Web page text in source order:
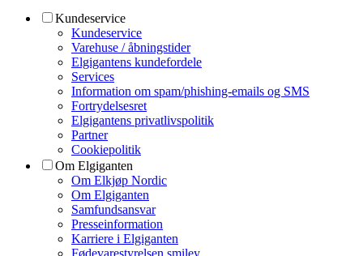
Kundeservice
Kundeservice
Varehuse / åbningstider
Elgigantens kundefordele
Services
Information om spam/phishing-emails og SMS
Fortrydelsesret
Elgigantens privatlivspolitik
Partner
Cookiepolitik
Om Elgiganten
Om Elkjøp Nordic
Om Elgiganten
Samfundsansvar
Presseinformation
Karriere i Elgiganten
Fødevarestyrelsen smiley